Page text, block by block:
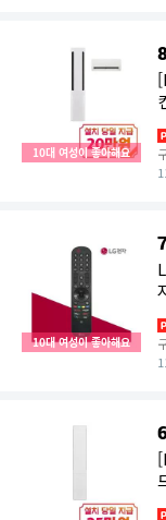
10대 여성이 좋아해요
10대 여성이 좋아해요